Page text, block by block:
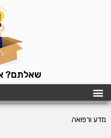
שאלתם?
מדע ורפואה